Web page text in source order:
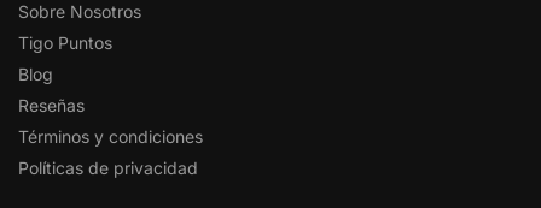
Sobre Nosotros
Tigo Puntos
Blog
Reseñas
Términos y condiciones
Políticas de privacidad